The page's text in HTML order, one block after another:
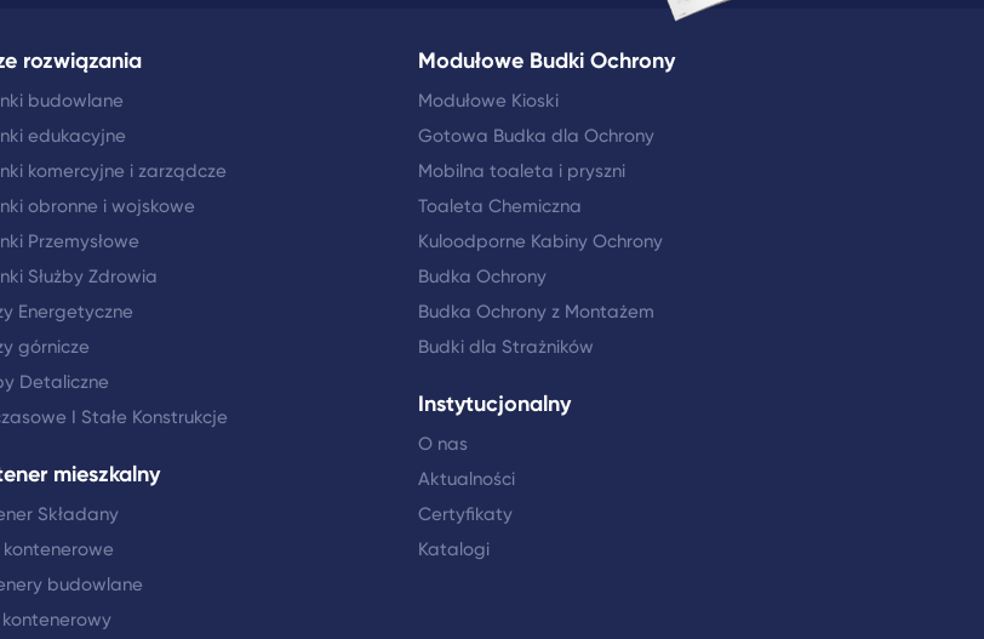
rozwiązania
budowlane
edukacyjne
komercyjne i zarządcze
obronne i wojskowe
Przemysłowe
Służby Zdrowia
Energetyczne
górnicze
Detaliczne
I Stałe Konstrukcje
mieszkalny
Składany
kontenerowe
budowlane
Modułowe Budki Ochrony
Modułowe Kioski
Gotowa Budka dla Ochrony
Mobilna toaleta i pryszni
Toaleta Chemiczna
Kuloodporne Kabiny Ochrony
Budka Ochrony
Budka Ochrony z Montażem
Budki dla Strażników
Instytucjonalny
O nas
Aktualności
Certyfikaty
Katalogi